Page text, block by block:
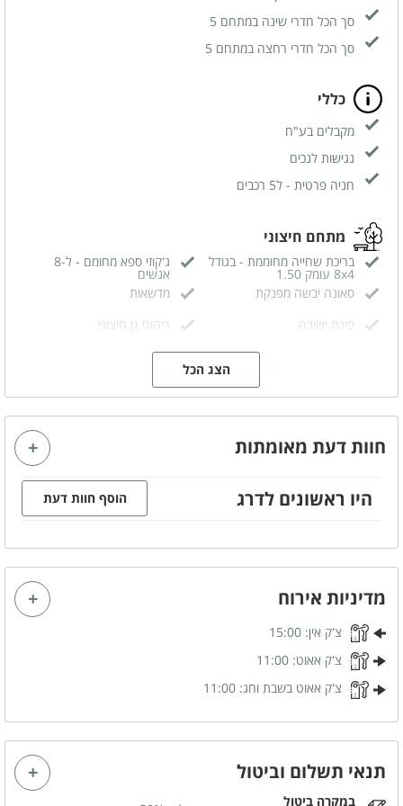
סך הכל חדרי שינה במתחם 5
סך הכל חדרי רחצה במתחם 5
כללי
מקבלים בע"ח
נגישות לנכים
חניה פרטית - ל5 רכבים
מתחם חיצוני
בריכת שחייה מחוממת - בגודל
8x4 עומק 1.50
ג'קוזי ספא מחומם - ל-8
אנשים
סאונה יבשה מפנקת
מדשאות
פינת ישיבה
ריהוט גן חיצוני
פינת אוכל
שולחן מתקפל
פינת מנגל
מטבח חיצוני
תאורה לילית מרהיבה
פינת ישיבה
מטבחון מאובזר
פינת אוכל
מסך טלויזיה LCD
אינטרנט אלחוטי (WI-FI)
ספה נפתחת
מתאים לאירועים - עד 70
אורחים
הצג הכל
חוות דעת מאומתות
היו ראשונים לדרג הוסף חוות דעת
מדיניות אירוח
צ'ק אין: 15:00
צ'ק אאוט: 11:00
צ'ק אאוט בשבת וחג: 11:00
תנאי תשלום וביטול
במקרה ביטול